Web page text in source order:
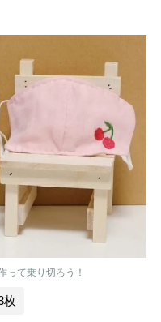
って乗り切ろう！
枚